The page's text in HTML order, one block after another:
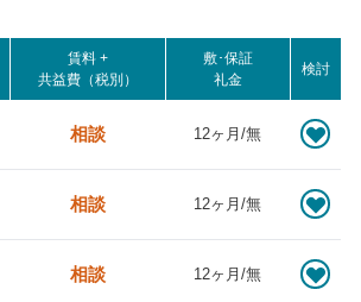
賃料 +
共益費（税別）
敷･保証
礼金
検討
相談 12ヶ月/無
相談 12ヶ月/無
相談 12ヶ月/無